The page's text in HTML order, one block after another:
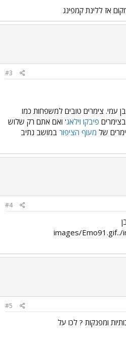
אז ללינת קמפינג
#3
עמי. צימרים טובים למשפחות כמו
פיבקו וילאג' ואם אתם רק שלוש
של מעוף הציפור במושב נתיב
#4
#5
ומפנקות ? לכו על